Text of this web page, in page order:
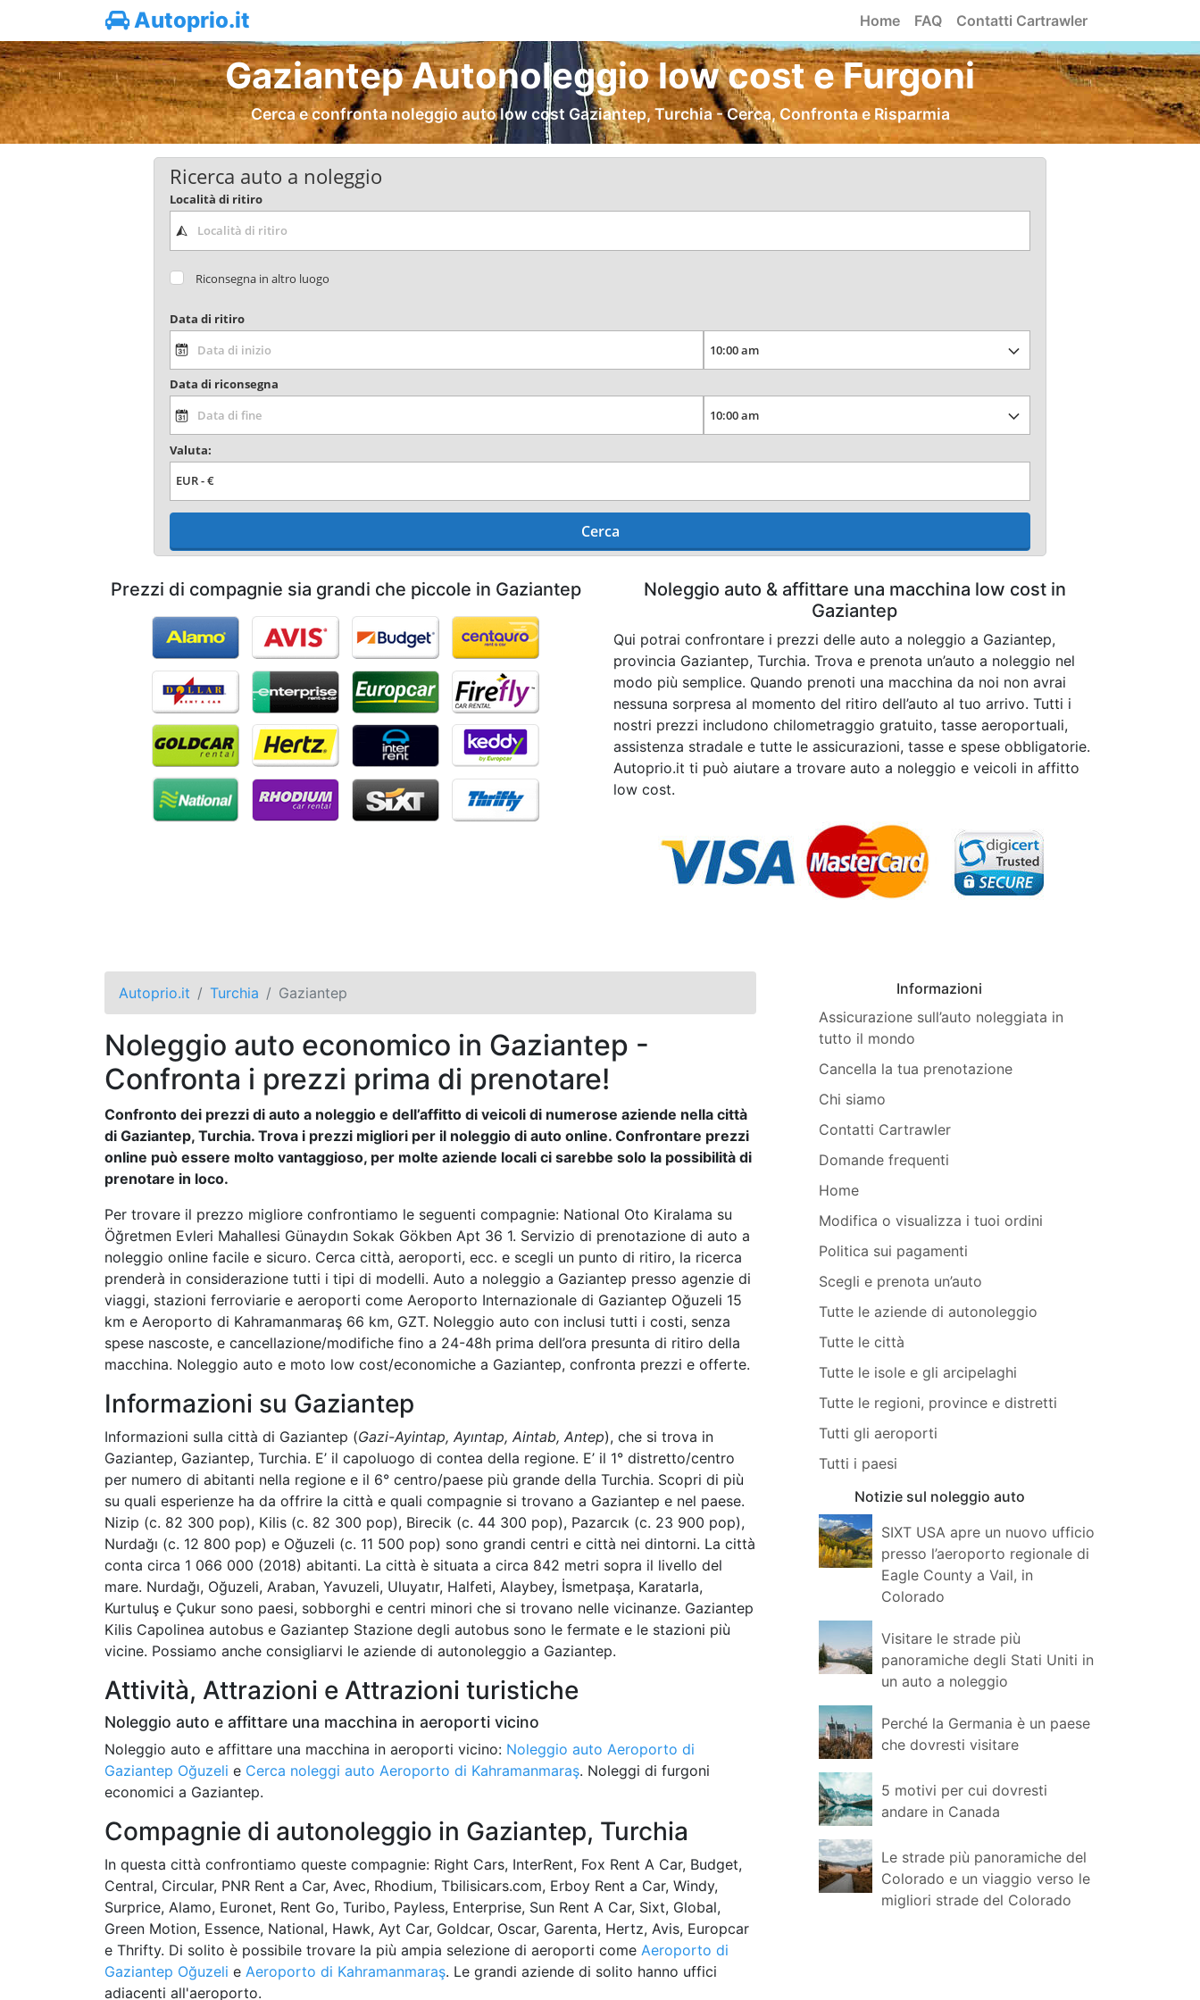
Autoprio.it Home FAQ Contatti Cartrawler
Gaziantep Autonoleggio low cost e Furgoni
Cerca e confronta noleggio auto low cost Gaziantep, Turchia - Cerca, Confronta e Risparmia
Ricerca auto a noleggio
Località di ritiro
Riconsegna in altro luogo
Data di ritiro
Data di riconsegna
Valuta:
Cerca
Prezzi di compagnie sia grandi che piccole in Gaziantep
Noleggio auto & affittare una macchina low cost in
Gaziantep
Qui potrai confrontare i prezzi delle auto a noleggio a Gaziantep,
provincia Gaziantep, Turchia. Trova e prenota un’auto a noleggio nel
modo più semplice. Quando prenoti una macchina da noi non avrai
nessuna sorpresa al momento del ritiro dell’auto al tuo arrivo. Tutti i
nostri prezzi includono chilometraggio gratuito, tasse aeroportuali,
assistenza stradale e tutte le assicurazioni, tasse e spese obbligatorie.
Autoprio.it ti può aiutare a trovare auto a noleggio e veicoli in affitto
low cost.
Autoprio.it Turchia Gaziantep
Noleggio auto economico in Gaziantep -
Confronta i prezzi prima di prenotare!
Confronto dei prezzi di auto a noleggio e dell’affitto di veicoli di numerose aziende nella città
di Gaziantep, Turchia. Trova i prezzi migliori per il noleggio di auto online. Confrontare prezzi
online può essere molto vantaggioso, per molte aziende locali ci sarebbe solo la possibilità di
prenotare in loco.
Per trovare il prezzo migliore confrontiamo le seguenti compagnie: National Oto Kiralama su
Öğretmen Evleri Mahallesi Günaydın Sokak Gökben Apt 36 1. Servizio di prenotazione di auto a
noleggio online facile e sicuro. Cerca città, aeroporti, ecc. e scegli un punto di ritiro, la ricerca
prenderà in considerazione tutti i tipi di modelli. Auto a noleggio a Gaziantep presso agenzie di
viaggi, stazioni ferroviarie e aeroporti come Aeroporto Internazionale di Gaziantep Oğuzeli 15
km e Aeroporto di Kahramanmaraş 66 km, GZT. Noleggio auto con inclusi tutti i costi, senza
spese nascoste, e cancellazione/modifiche fino a 24-48h prima dell’ora presunta di ritiro della
macchina. Noleggio auto e moto low cost/economiche a Gaziantep, confronta prezzi e offerte.
Informazioni su Gaziantep
Informazioni sulla città di Gaziantep (Gazi-Ayintap, Ayıntap, Aintab, Antep), che si trova in
Gaziantep, Gaziantep, Turchia. E’ il capoluogo di contea della regione. E’ il 1° distretto/centro
per numero di abitanti nella regione e il 6° centro/paese più grande della Turchia. Scopri di più
su quali esperienze ha da offrire la città e quali compagnie si trovano a Gaziantep e nel paese.
Nizip (c. 82 300 pop), Kilis (c. 82 300 pop), Birecik (c. 44 300 pop), Pazarcık (c. 23 900 pop),
Nurdağı (c. 12 800 pop) e Oğuzeli (c. 11 500 pop) sono grandi centri e città nei dintorni. La città
conta circa 1 066 000 (2018) abitanti. La città è situata a circa 842 metri sopra il livello del
mare. Nurdağı, Oğuzeli, Araban, Yavuzeli, Uluyatır, Halfeti, Alaybey, İsmetpaşa, Karatarla,
Kurtuluş e Çukur sono paesi, sobborghi e centri minori che si trovano nelle vicinanze. Gaziantep
Kilis Capolinea autobus e Gaziantep Stazione degli autobus sono le fermate e le stazioni più
vicine. Possiamo anche consigliarvi le aziende di autonoleggio a Gaziantep.
Attività, Attrazioni e Attrazioni turistiche
Noleggio auto e affittare una macchina in aeroporti vicino
Noleggio auto e affittare una macchina in aeroporti vicino: Noleggio auto Aeroporto di
Gaziantep Oğuzeli e Cerca noleggi auto Aeroporto di Kahramanmaraş. Noleggi di furgoni
economici a Gaziantep.
Compagnie di autonoleggio in Gaziantep, Turchia
In questa città confrontiamo queste compagnie: Right Cars, InterRent, Fox Rent A Car, Budget,
Central, Circular, PNR Rent a Car, Avec, Rhodium, Tbilisicars.com, Erboy Rent a Car, Windy,
Surprice, Alamo, Euronet, Rent Go, Turibo, Payless, Enterprise, Sun Rent A Car, Sixt, Global,
Green Motion, Essence, National, Hawk, Ayt Car, Goldcar, Oscar, Garenta, Hertz, Avis, Europcar
e Thrifty. Di solito è possibile trovare la più ampia selezione di aeroporti come Aeroporto di
Gaziantep Oğuzeli e Aeroporto di Kahramanmaraş. Le grandi aziende di solito hanno uffici
adiacenti all'aeroporto.
Informazioni
Assicurazione sull’auto noleggiata in
tutto il mondo
Cancella la tua prenotazione
Chi siamo
Contatti Cartrawler
Domande frequenti
Home
Modifica o visualizza i tuoi ordini
Politica sui pagamenti
Scegli e prenota un’auto
Tutte le aziende di autonoleggio
Tutte le città
Tutte le isole e gli arcipelaghi
Tutte le regioni, province e distretti
Tutti gli aeroporti
Tutti i paesi
Notizie sul noleggio auto
SIXT USA apre un nuovo ufficio
presso l’aeroporto regionale di
Eagle County a Vail, in
Colorado
Visitare le strade più
panoramiche degli Stati Uniti in
un auto a noleggio
Perché la Germania è un paese
che dovresti visitare
5 motivi per cui dovresti
andare in Canada
Le strade più panoramiche del
Colorado e un viaggio verso le
migliori strade del Colorado